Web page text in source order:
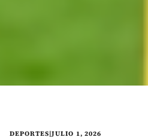
DEPORTES|JULIO 1, 2026